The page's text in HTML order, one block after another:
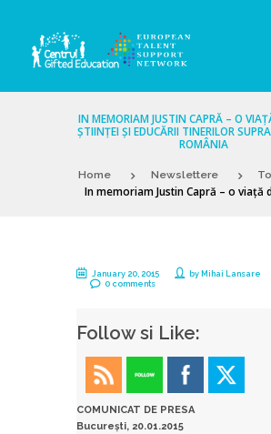
IN MEMORIAM JUSTIN CAPRĂ – O
ȘTIINȚEI ȘI EDUCĂRII TINERILOR
ROMÂNIA
Home Newslettere
In memoriam Justin Capră – o viață
January 20, 2015 by Mihai Lansare
0 comments
Follow si Like:
COMUNICAT DE PRESA
București, 20.01.2015